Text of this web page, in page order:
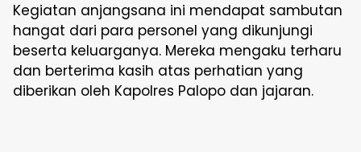
Kegiatan anjangsana ini mendapat sambutan
hangat dari para personel yang dikunjungi
beserta keluarganya. Mereka mengaku terharu
dan berterima kasih atas perhatian yang
diberikan oleh Kapolres Palopo dan jajaran.